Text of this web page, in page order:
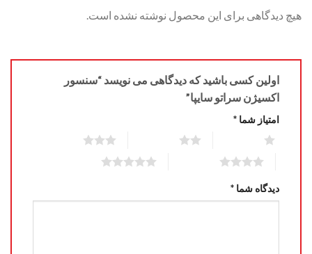
هیچ دیدگاهی برای این محصول نوشته نشده است.
اولین کسی باشید که دیدگاهی می نویسد “سنسور
اکسیژن سراتو سایپا”
امتیاز شما *
دیدگاه شما *